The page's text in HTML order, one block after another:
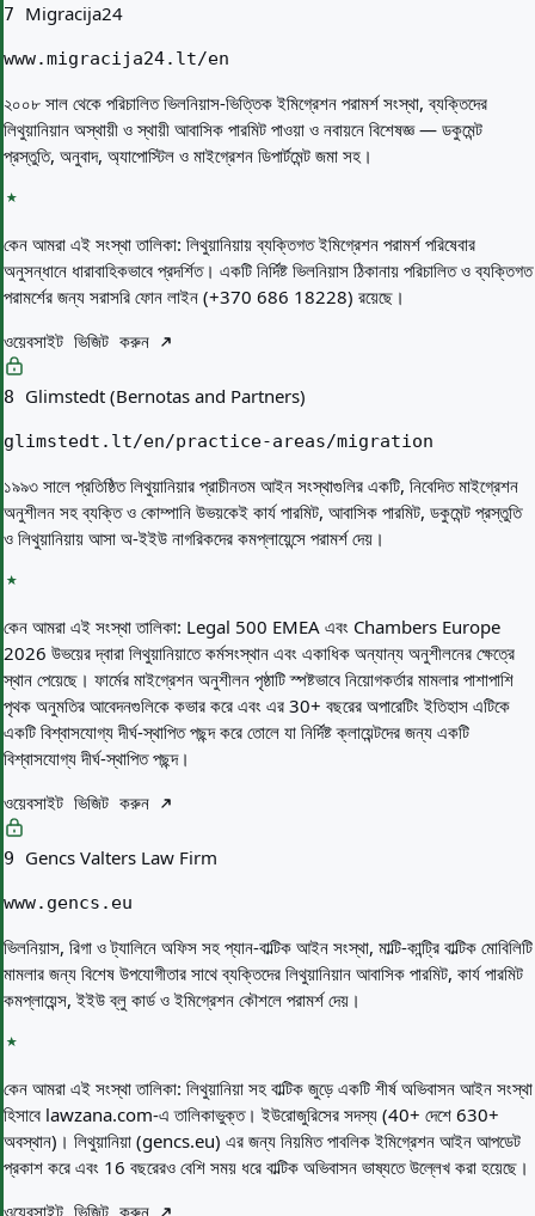
7 Migracija24
www.migracija24.lt/en
২০০৮ সাল থেকে পরিচালিত ভিলনিয়াস-ভিত্তিক ইমিগ্রেশন পরামর্শ সংস্থা, ব্যক্তিদের
লিথুয়ানিয়ান অস্থায়ী ও স্থায়ী আবাসিক পারমিট পাওয়া ও নবায়নে বিশেষজ্ঞ — ডকুমেন্ট
প্রস্তুতি, অনুবাদ, অ্যাপোস্টিল ও মাইগ্রেশন ডিপার্টমেন্ট জমা সহ।
কেন আমরা এই সংস্থা তালিকা: লিথুয়ানিয়ায় ব্যক্তিগত ইমিগ্রেশন পরামর্শ পরিষেবার
অনুসন্ধানে ধারাবাহিকভাবে প্রদর্শিত। একটি নির্দিষ্ট ভিলনিয়াস ঠিকানায় পরিচালিত ও ব্যক্তিগত
পরামর্শের জন্য সরাসরি ফোন লাইন (+370 686 18228) রয়েছে।
ওয়েবসাইট ভিজিট করুন
8 Glimstedt (Bernotas and Partners)
glimstedt.lt/en/practice-areas/migration
১৯৯৩ সালে প্রতিষ্ঠিত লিথুয়ানিয়ার প্রাচীনতম আইন সংস্থাগুলির একটি, নিবেদিত মাইগ্রেশন
অনুশীলন সহ ব্যক্তি ও কোম্পানি উভয়কেই কার্য পারমিট, আবাসিক পারমিট, ডকুমেন্ট প্রস্তুতি
ও লিথুয়ানিয়ায় আসা অ-ইইউ নাগরিকদের কমপ্লায়েন্সে পরামর্শ দেয়।
কেন আমরা এই সংস্থা তালিকা: Legal 500 EMEA এবং Chambers Europe
2026 উভয়ের দ্বারা লিথুয়ানিয়াতে কর্মসংস্থান এবং একাধিক অন্যান্য অনুশীলনের ক্ষেত্রে
স্থান পেয়েছে। ফার্মের মাইগ্রেশন অনুশীলন পৃষ্ঠাটি স্পষ্টভাবে নিয়োগকর্তার মামলার পাশাপাশি
পৃথক অনুমতির আবেদনগুলিকে কভার করে এবং এর 30+ বছরের অপারেটিং ইতিহাস এটিকে
একটি বিশ্বাসযোগ্য দীর্ঘ-স্থাপিত পছন্দ করে তোলে যা নির্দিষ্ট ক্লায়েন্টদের জন্য একটি
বিশ্বাসযোগ্য দীর্ঘ-স্থাপিত পছন্দ।
ওয়েবসাইট ভিজিট করুন
9 Gencs Valters Law Firm
www.gencs.eu
ভিলনিয়াস, রিগা ও ট্যালিনে অফিস সহ প্যান-বাল্টিক আইন সংস্থা, মাল্টি-কান্ট্রি বাল্টিক মোবিলিটি
মামলার জন্য বিশেষ উপযোগীতার সাথে ব্যক্তিদের লিথুয়ানিয়ান আবাসিক পারমিট, কার্য পারমিট
কমপ্লায়েন্স, ইইউ ব্লু কার্ড ও ইমিগ্রেশন কৌশলে পরামর্শ দেয়।
কেন আমরা এই সংস্থা তালিকা: লিথুয়ানিয়া সহ বাল্টিক জুড়ে একটি শীর্ষ অভিবাসন আইন সংস্থা
হিসাবে lawzana.com-এ তালিকাভুক্ত। ইউরোজুরিসের সদস্য (40+ দেশে 630+
অবস্থান)। লিথুয়ানিয়া (gencs.eu) এর জন্য নিয়মিত পাবলিক ইমিগ্রেশন আইন আপডেট
প্রকাশ করে এবং 16 বছরেরও বেশি সময় ধরে বাল্টিক অভিবাসন ভাষ্যতে উল্লেখ করা হয়েছে।